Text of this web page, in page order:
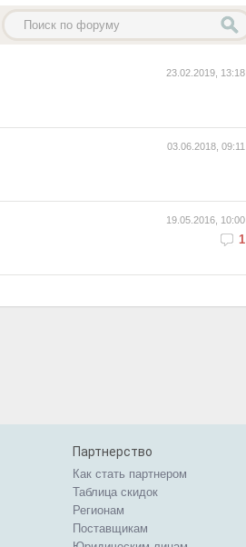
23.02.2019, 13:18
03.06.2018, 09:11
19.05.2016, 10:00
1
Партнерство
Как стать партнером
Таблица скидок
Регионам
Поставщикам